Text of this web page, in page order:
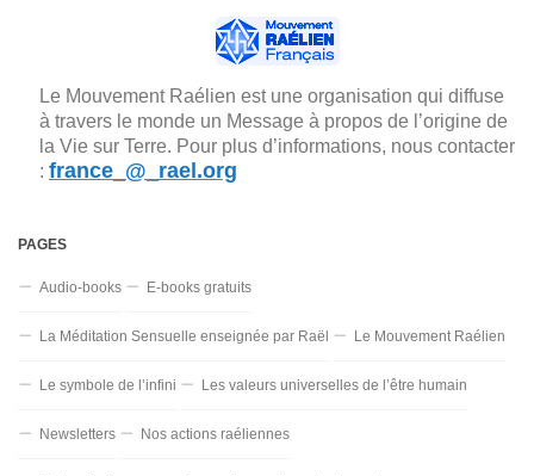
Le Mouvement Raélien est une organisation qui diffuse
à travers le monde un Message à propos de l’origine de
la Vie sur Terre. Pour plus d’informations, nous contacter
: france_@_rael.org
PAGES
Audio-books E-books gratuits
La Méditation Sensuelle enseignée par Raël Le Mouvement Raélien
Le symbole de l’infini Les valeurs universelles de l’être humain
Newsletters Nos actions raéliennes